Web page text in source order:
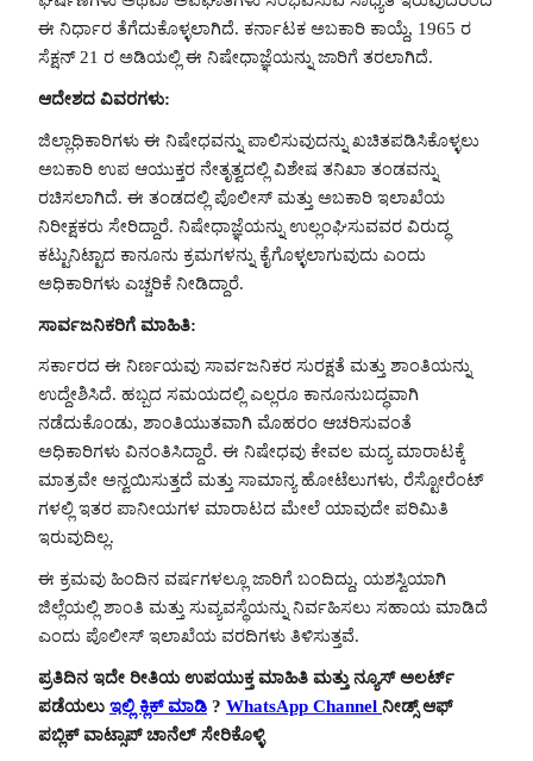
ಈ ನಿರ್ಧಾರ ತೆಗೆದುಕೊಳ್ಳಲಾಗಿದೆ. ಕರ್ನಾಟಕ ಅಬಕಾರಿ ಕಾಯ್ದೆ, 1965 ರ
ಸೆಕ್ಷನ್ 21 ರ ಅಡಿಯಲ್ಲಿ ಈ ನಿಷೇಧಾಜ್ಞೆಯನ್ನು ಜಾರಿಗೆ ತರಲಾಗಿದೆ.
ಆದೇಶದ ವಿವರಗಳು:
ಜಿಲ್ಲಾಧಿಕಾರಿಗಳು ಈ ನಿಷೇಧವನ್ನು ಪಾಲಿಸುವುದನ್ನು ಖಚಿತಪಡಿಸಿಕೊಳ್ಳಲು
ಅಬಕಾರಿ ಉಪ ಆಯುಕ್ತರ ನೇತೃತ್ವದಲ್ಲಿ ವಿಶೇಷ ತನಿಖಾ ತಂಡವನ್ನು
ರಚಿಸಲಾಗಿದೆ. ಈ ತಂಡದಲ್ಲಿ ಪೊಲೀಸ್ ಮತ್ತು ಅಬಕಾರಿ ಇಲಾಖೆಯ
ನಿರೀಕ್ಷಕರು ಸೇರಿದ್ದಾರೆ. ನಿಷೇಧಾಜ್ಞೆಯನ್ನು ಉಲ್ಲಂಘಿಸುವವರ ವಿರುದ್ಧ
ಕಟ್ಟುನಿಟ್ಟಾದ ಕಾನೂನು ಕ್ರಮಗಳನ್ನು ಕೈಗೊಳ್ಳಲಾಗುವುದು ಎಂದು
ಅಧಿಕಾರಿಗಳು ಎಚ್ಚರಿಕೆ ನೀಡಿದ್ದಾರೆ.
ಸಾರ್ವಜನಿಕರಿಗೆ ಮಾಹಿತಿ:
ಸರ್ಕಾರದ ಈ ನಿರ್ಣಯವು ಸಾರ್ವಜನಿಕರ ಸುರಕ್ಷತೆ ಮತ್ತು ಶಾಂತಿಯನ್ನು
ಉದ್ದೇಶಿಸಿದೆ. ಹಬ್ಬದ ಸಮಯದಲ್ಲಿ ಎಲ್ಲರೂ ಕಾನೂನುಬದ್ಧವಾಗಿ
ನಡೆದುಕೊಂಡು, ಶಾಂತಿಯುತವಾಗಿ ಮೊಹರಂ ಆಚರಿಸುವಂತೆ
ಅಧಿಕಾರಿಗಳು ವಿನಂತಿಸಿದ್ದಾರೆ. ಈ ನಿಷೇಧವು ಕೇವಲ ಮದ್ಯ ಮಾರಾಟಕ್ಕೆ
ಮಾತ್ರವೇ ಅನ್ವಯಿಸುತ್ತದೆ ಮತ್ತು ಸಾಮಾನ್ಯ ಹೋಟೆಲುಗಳು, ರೆಸ್ಟೋರೆಂಟ್
ಗಳಲ್ಲಿ ಇತರ ಪಾನೀಯಗಳ ಮಾರಾಟದ ಮೇಲೆ ಯಾವುದೇ ಪರಿಮಿತಿ
ಇರುವುದಿಲ್ಲ.
ಈ ಕ್ರಮವು ಹಿಂದಿನ ವರ್ಷಗಳಲ್ಲೂ ಜಾರಿಗೆ ಬಂದಿದ್ದು, ಯಶಸ್ವಿಯಾಗಿ
ಜಿಲ್ಲೆಯಲ್ಲಿ ಶಾಂತಿ ಮತ್ತು ಸುವ್ಯವಸ್ಥೆಯನ್ನು ನಿರ್ವಹಿಸಲು ಸಹಾಯ ಮಾಡಿದೆ
ಎಂದು ಪೊಲೀಸ್ ಇಲಾಖೆಯ ವರದಿಗಳು ತಿಳಿಸುತ್ತವೆ.
ಪ್ರತಿದಿನ ಇದೇ ರೀತಿಯ ಉಪಯುಕ್ತ ಮಾಹಿತಿ ಮತ್ತು ನ್ಯೂಸ್ ಅಲರ್ಟ್
ಪಡೆಯಲು ಇಲ್ಲಿ ಕ್ಲಿಕ್ ಮಾಡಿ ? WhatsApp Channel ನೀಡ್ಸ್ ಆಫ್
ಪಬ್ಲಿಕ್ ವಾಟ್ಸಾಪ್ ಚಾನೆಲ್ ಸೇರಿಕೊಳ್ಳಿ